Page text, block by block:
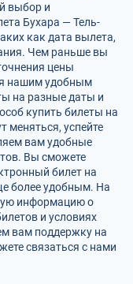
выбор и
Бухара — Тель-
как дата вылета,
Чем раньше вы
цены
нашим удобным
на разные даты и
купить билеты на
меняться, успейте
вам удобные
Вы сможете
билет на
более удобным. На
информацию о
и условиях
вам поддержку на
связаться с нами